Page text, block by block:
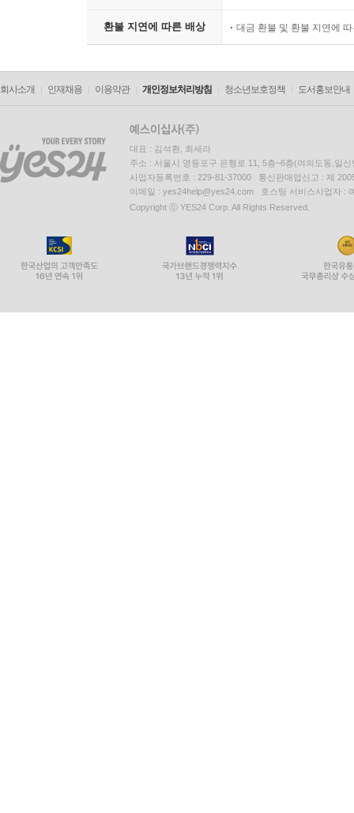
환불 지연에 따른 배상 대금 환불 및 환불 지연에
회사소개 인재채용 이용약관 개인정보처리방침 청소년보호정책 도서홍보안내
대표 : 김석환, 최세라
주소 : 서울시 영등포구 은행로 11, 5층~6층(여의도동,일신
사업자등록번호 : 229-81-37000 통신판매업신고 : 제
이메일 : yes24help@yes24.com 호스팅 서비스사업자 :
Copyright ⓒ YES24 Corp. All Rights Reserved.